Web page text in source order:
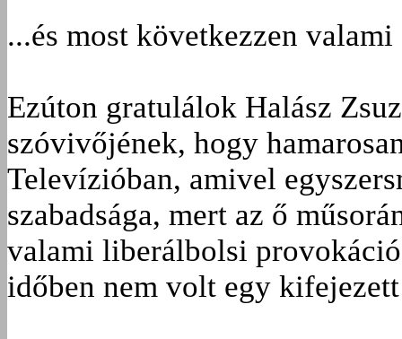
...és most következzen valami
Ezúton gratulálok Halász
szóvivőjének, hogy
Televízióban, amivel
szabadsága, mert az ő
valami liberálbolsi
időben nem volt egy